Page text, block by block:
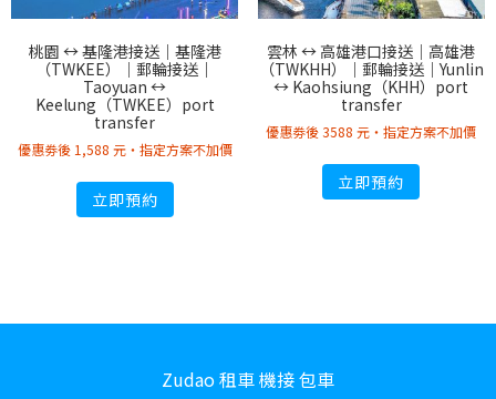
桃園 ↔︎ 基隆港接送｜基隆港
（TWKEE）｜郵輪接送｜
Taoyuan ↔︎
Keelung（TWKEE）port
transfer
優惠劵後 1,588 元・指定方案不加價
立即預約
雲林 ↔︎ 高雄港口接送｜高雄港
（TWKHH）｜郵輪接送｜Yunlin
↔︎ Kaohsiung（KHH）port
transfer
優惠劵後 3588 元・指定方案不加價
立即預約
Zudao 租車 機接 包車